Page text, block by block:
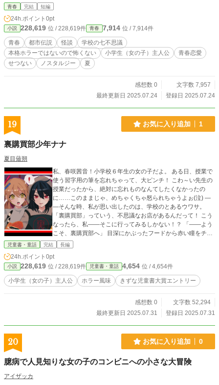
ではなく、怖くないです。
青春 完結 短編
24h.ポイント 0pt
小説 228,619 位 / 228,619件 青春 7,914 位 / 7,914件
青春 都市伝説 怪談
学校の七不思議
本格ホラーではないので怖くない
小学生（女の子）主人公
青春恋愛
せつない
ノスタルジー 夏
感想数 0
文字数 7,957
最終更新日 2025.07.24
登録日 2025.07.24
19 お気に入り追加 1
裏購買部少年ナナ
夏目薙朔
私、春咲茜音！小学校６年生の女の子だよ。 ある日、授業で
使う習字用の筆を忘れちゃって、大ピンチ！ こわ～い先生の
授業だったから、絶対に忘れものなんてしたくなかったの
に……このままじゃ、めちゃくちゃ怒られちゃうよぉ(泣) ―
―そんな時、私が思い出したのは、学校のとあるウワサ。
「裏購買部」っていう、不思議なお店があるんだって！ こう
なったら、私――そこに行ってみるしかない！？ 「――よう
こそ、裏購買部へ」 目深にかぶったフードから赤い瞳をチラ
つかせ、にんまりと笑う男の子。 彼に出会った……いや、出
―？
児童書・童話 完結 長編
24h.ポイント 0pt
小説 228,619 位 / 228,619件 児童書・童話 4,654 位 / 4,654件
小学生（女の子）主人公 ホラー風味 きずな児童書大賞エントリー
感想数 0
文字数 52,294
最終更新日 2025.07.31
登録日 2025.07.31
20 お気に入り追加 0
臆病で人見知りな女の子のコンビニへの小さな大冒険
アイザッカ